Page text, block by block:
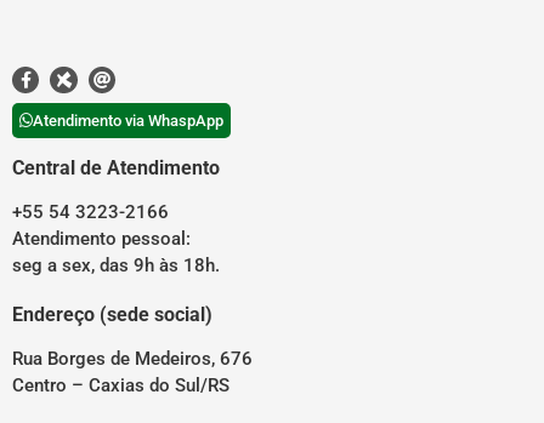
Atendimento via WhaspApp
Central de Atendimento
+55 54 3223-2166
Atendimento pessoal:
seg a sex, das 9h às 18h.
Endereço (sede social)
Rua Borges de Medeiros, 676
Centro – Caxias do Sul/RS